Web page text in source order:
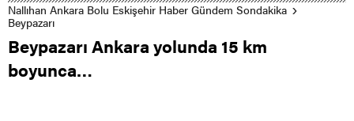
Nallıhan Ankara Bolu Eskişehir Haber Gündem Sondakika
Beypazarı
Beypazarı Ankara yolunda 15 km
boyunca…